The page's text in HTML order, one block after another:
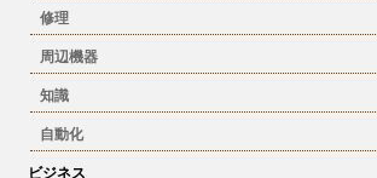
修理
周辺機器
知識
自動化
ビジネス